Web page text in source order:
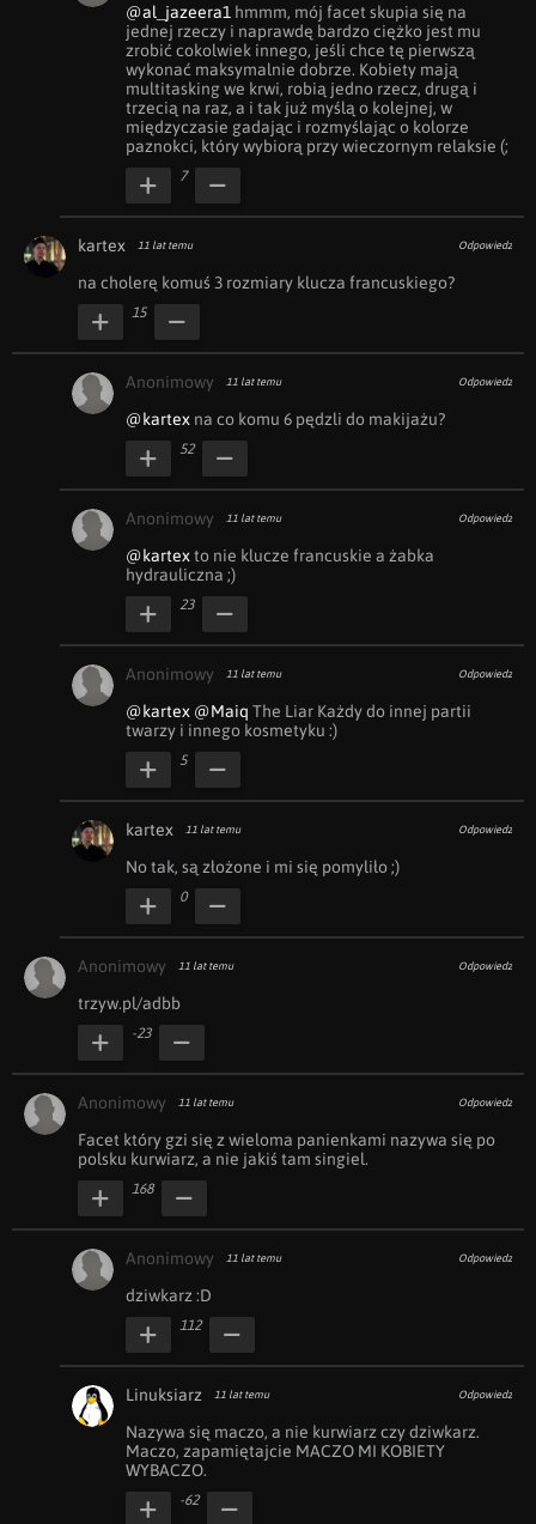
@al_jazeera1 hmmm, mój facet skupia się na
jednej rzeczy i naprawdę bardzo ciężko jest mu
zrobić cokolwiek innego, jeśli chce tę pierwszą
wykonać maksymalnie dobrze. Kobiety mają
multitasking we krwi, robią jedno rzecz, drugą i
trzecią na raz, a i tak już myślą o kolejnej, w
międzyczasie gadając i rozmyślając o kolorze
paznokci, który wybiorą przy wieczornym relaksie (;
7
kartex 11 lat temu Odpowiedz
na cholerę komuś 3 rozmiary klucza francuskiego?
15
Anonimowy 11 lat temu Odpowiedz
@kartex na co komu 6 pędzli do makijażu?
52
Anonimowy 11 lat temu Odpowiedz
@kartex to nie klucze francuskie a żabka
hydrauliczna ;)
23
Anonimowy 11 lat temu Odpowiedz
@kartex @Maiq The Liar Każdy do innej partii
twarzy i innego kosmetyku :)
5
kartex 11 lat temu Odpowiedz
No tak, są złożone i mi się pomyliło ;)
0
Anonimowy 11 lat temu Odpowiedz
trzyw.pl/adbb
-23
Anonimowy 11 lat temu Odpowiedz
Facet który gzi się z wieloma panienkami nazywa się po
polsku kurwiarz, a nie jakiś tam singiel.
168
Anonimowy 11 lat temu Odpowiedz
dziwkarz :D
112
Linuksiarz 11 lat temu Odpowiedz
Nazywa się maczo, a nie kurwiarz czy dziwkarz.
Maczo, zapamiętajcie MACZO MI KOBIETY
WYBACZO.
-62